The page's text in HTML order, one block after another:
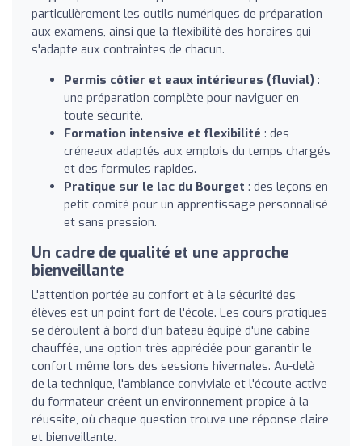
particulièrement les outils numériques de préparation
aux examens, ainsi que la flexibilité des horaires qui
s'adapte aux contraintes de chacun.
Permis côtier et eaux intérieures (fluvial) :
une préparation complète pour naviguer en
toute sécurité.
Formation intensive et flexibilité : des
créneaux adaptés aux emplois du temps chargés
et des formules rapides.
Pratique sur le lac du Bourget : des leçons en
petit comité pour un apprentissage personnalisé
et sans pression.
Un cadre de qualité et une approche
bienveillante
L'attention portée au confort et à la sécurité des
élèves est un point fort de l'école. Les cours pratiques
se déroulent à bord d'un bateau équipé d'une cabine
chauffée, une option très appréciée pour garantir le
confort même lors des sessions hivernales. Au-delà
de la technique, l'ambiance conviviale et l'écoute active
du formateur créent un environnement propice à la
réussite, où chaque question trouve une réponse claire
et bienveillante.